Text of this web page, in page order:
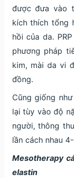
được đưa vào
kích thích tổng
hồi của da.
phương pháp
kim, mài da vi
đồng.
Cũng giống
lại tùy vào độ
người, thông
lần cách nhau
Mesotherapy
elastin